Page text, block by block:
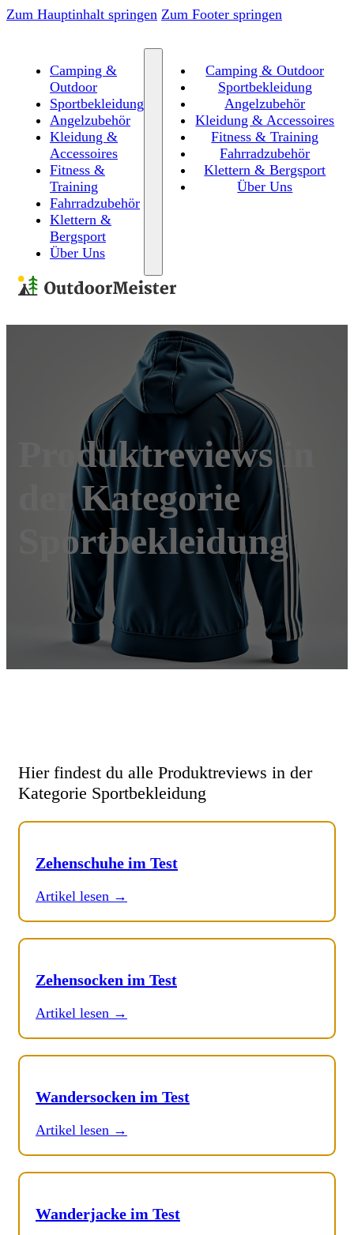
Zum Hauptinhalt springen Zum Footer springen
Camping &
Outdoor
Sportbekleidung
Angelzubehör
Kleidung &
Accessoires
Fitness &
Training
Fahrradzubehör
Klettern &
Bergsport
Über Uns
Camping & Outdoor
Sportbekleidung
Angelzubehör
Kleidung & Accessoires
Fitness & Training
Fahrradzubehör
Klettern & Bergsport
Über Uns
Produktreviews in
der Kategorie
Sportbekleidung
Hier findest du alle Produktreviews in der
Kategorie Sportbekleidung
Zehenschuhe im Test
Artikel lesen →
Zehensocken im Test
Artikel lesen →
Wandersocken im Test
Artikel lesen →
Wanderjacke im Test